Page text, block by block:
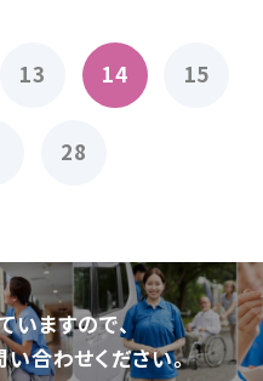
13 14 15
28
いますので、
合わせください。